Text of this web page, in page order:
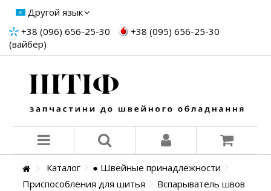
Другой язык
+38 (096) 656-25-30
+38 (095) 656-25-30
(вайбер)
Каталог
● Швейные принадлежности
Приспособления для шитья
Вспарыватель швов